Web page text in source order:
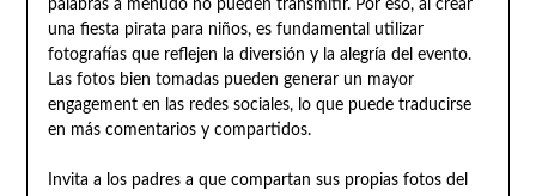
palabras a menudo no pueden transmitir. Por eso, al crear
una fiesta pirata para niños, es fundamental utilizar
fotografías que reflejen la diversión y la alegría del evento.
Las fotos bien tomadas pueden generar un mayor
engagement en las redes sociales, lo que puede traducirse
en más comentarios y compartidos.
Invita a los padres a que compartan sus propias fotos del